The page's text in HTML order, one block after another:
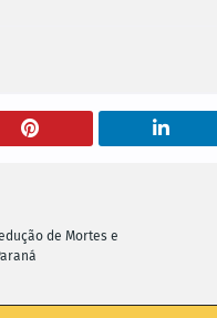
de Mortes e